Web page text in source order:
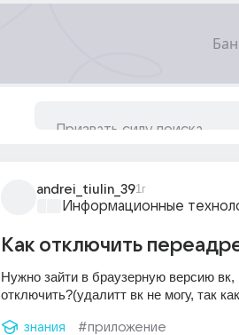
andrei_tiulin_391г
Информационные
Как отключить
Нужно зайти в браузерную версию
отключить?(удалитт вк не могу, так
знания #приложение